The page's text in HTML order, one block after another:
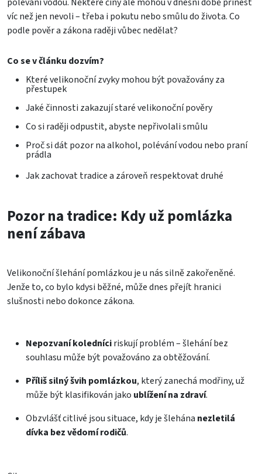
víc než jen nevoli – třeba i pokutu nebo smůlu do života. Co
podle pověr a zákona raději vůbec nedělat?
Co se v článku dozvím?
Které velikonoční zvyky mohou být považovány za
přestupek
Jaké činnosti zakazují staré velikonoční pověry
Co si raději odpustit, abyste nepřivolali smůlu
Proč si dát pozor na alkohol, polévání vodou nebo praní
prádla
Jak zachovat tradice a zároveň respektovat druhé
Pozor na tradice: Kdy už pomlázka
není zábava
Velikonoční šlehání pomlázkou je u nás silně zakořeněné.
Jenže to, co bylo kdysi běžné, může dnes přejít hranici
slušnosti nebo dokonce zákona.
Nepozvaní koledníciriskují problém – šlehání bez
souhlasu může být považováno za obtěžování.
Příliš silný švih pomlázkou, který zanechá modřiny, už
může být klasifikován jako ublížení na zdraví.
Obzvlášť citlivé jsou situace, kdy je šlehána nezletilá
dívka bez vědomí rodičů.